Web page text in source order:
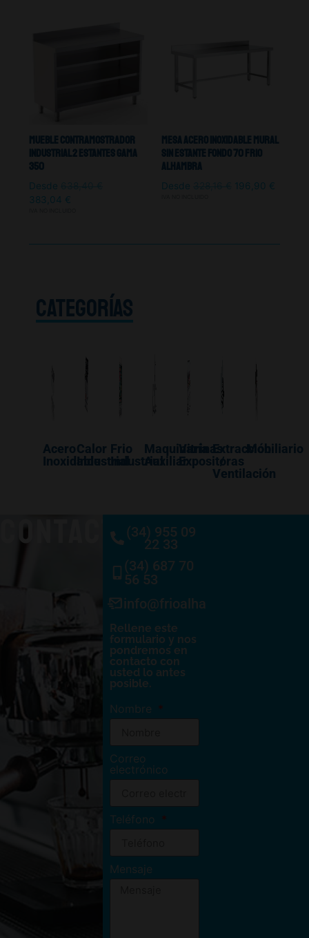
Mueble Contramostrador
Industrial 2 Estantes Gama
350
Desde
383,04 €
Mesa Acero Inoxidable Mural
Sin Estante Fondo 70 Frio
Alhambra
Desde 196,90 €
CATEGORÍAS
Acero
Inoxidable
Calor
Industrial
Frio
Industrial
Maquinaría
Auxiliar
Vitrinas
Expositoras
Extracción
/
Ventilación
Mobiliario
CONTACTO(34) 955 09
22 33
(34) 687 70
56 53
info@frioalhambra.com
Rellene este
formulario y nos
pondremos en
contacto con
usted lo antes
posible.
Nombre
Correo
electrónico
Teléfono
Mensaje